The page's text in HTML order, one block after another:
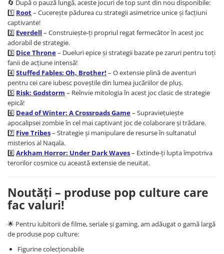
Tricouri
Postere
Geek Stuff
Figurine
Cani/Pahare
Brelocuri
Plusuri si papusi
Decoratiuni
Carti
Fesuri
Studio Ghibli/My Neighbor
Totoro/Kiki etc
Carnetele
Pokemon
One Piece
🔄 După o pauză lungă, aceste jocuri de top sunt din nou disponibile:
1️⃣ Root– Cucerește pădurea cu strategii asimetrice unice și facțiuni
captivante!
2️⃣ Everdell – Construiește-ți propriul regat fermecător în acest joc
adorabil de strategie.
3️⃣ Dice Throne– Dueluri epice și strategii bazate pe zaruri pentru toți
fanii de acțiune intensă!
4️⃣Stuffed Fables: Oh, Brother! – O extensie plină de aventuri
pentru cei care iubesc poveștile din lumea jucăriilor de pluș.
5️⃣ Risk: Godstorm – Reînvie mitologia în acest joc clasic de strategie
epică!
6️⃣ Dead of Winter: A Crossroads Game– Supraviețuiește
apocalipsei zombie în cel mai captivant joc de colaborare și trădare.
7️⃣ Five Tribes– Strategie și manipulare de resurse în sultanatul
misterios al Naqala.
8️⃣Arkham Horror: Under Dark Waves– Extinde-ți lupta împotriva
terorilor cosmice cu această extensie de neuitat.
Noutăți – produse pop culture care
fac valuri!
🌟 Pentru iubitorii de filme, seriale și gaming, am adăugat o gamă largă
de produse pop culture:
Figurine colecționabile